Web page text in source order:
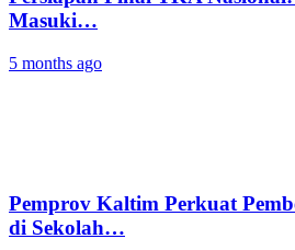
Masuki…
5 months ago
Pemprov Kaltim Perkuat
di Sekolah…